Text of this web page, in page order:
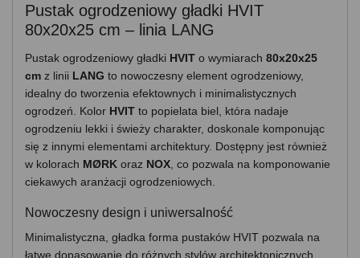
Pustak ogrodzeniowy gładki HVIT
80x20x25 cm – linia LANG
Pustak ogrodzeniowy gładki HVIT o wymiarach 80x20x25
cm z linii LANG to nowoczesny element ogrodzeniowy,
idealny do tworzenia efektownych i minimalistycznych
ogrodzeń. Kolor HVIT to popielata biel, która nadaje
ogrodzeniu lekki i świeży charakter, doskonale komponując
się z innymi elementami architektury. Dostępny jest również
w kolorach MØRK oraz NOX , co pozwala na komponowanie
ciekawych aranżacji ogrodzeniowych.
Nowoczesny design i uniwersalność
Minimalistyczna, gładka forma pustaków HVIT pozwala na
łatwe dopasowanie do różnych stylów architektonicznych.